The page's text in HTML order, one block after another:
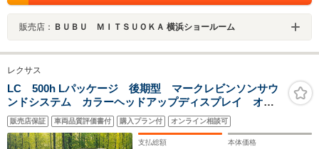
販売店： ＢＵＢＵ ＭＩＴＳＵＯＫＡ 横浜ショールーム
レクサス
LC 500h Lパッケージ 後期型 マークレビンソンサウ
ンドシステム カラーヘッドアップディスプレイ オレ
ンジブレーキキャリパー パノラマガラスルーフ 前席
レッドセミアニリン革シート 後席L-TEXシート 前席電
動ヘッドレスト
販売店保証 車両品質評価書付 購入プラン付 オンライン相談可
支払総額 本体価格